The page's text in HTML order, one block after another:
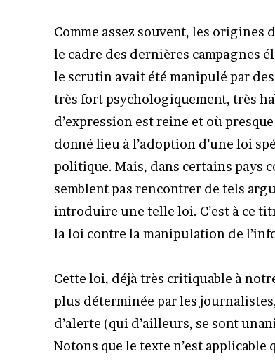
Comme assez souvent, les origines
le cadre des dernières campagnes
le scrutin avait été manipulé par
très fort psychologiquement, très
d’expression est reine et où
donné lieu à l’adoption d’une loi
politique. Mais, dans certains pays
semblent pas rencontrer de tels
introduire une telle loi. C’est à ce
la loi contre la manipulation de
Cette loi, déjà très critiquable à
plus déterminée par les
d’alerte (qui d’ailleurs, se sont
Notons que le texte n’est